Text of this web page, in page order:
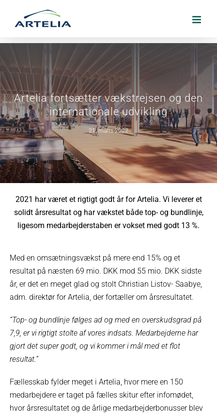
Artelia fortsætter vækstrejsen og den
internationale udvikling
21. marts 2022
2021 har været et rigtigt godt år for Artelia. Vi leverer et
solidt årsresultat og har vækstet både top- og bundlinje,
ligesom medarbejderstaben er vokset med godt 13 %.
Med en omsætningsvækst på mere end 15% og et
resultat på næsten 69 mio. DKK mod 55 mio. DKK sidste
år, er det en meget glad og stolt Christian Listov- Saabye,
adm. direktør for Artelia, der fortæller om årsresultatet.
”Top- og bundlinje følges ad og med en overskudsgrad på
7,9, er vi rigtigt stolte af vores indsats. Medarbejderne har
gjort det super godt, og vi kommer i mål med et flot
resultat.”
Fællesskab fylder meget i Artelia, hvor mere en 150
medarbejdere er taget på fælles skitur efter infomødet,
hvor årsresultatet og de årlige medarbejderbonusser blev